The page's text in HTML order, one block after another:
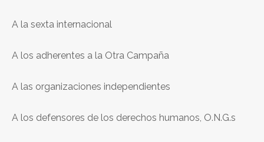
A la sexta internacional
A los adherentes a la Otra Campaña
A las organizaciones independientes
A los defensores de los derechos humanos, O.N.G.s